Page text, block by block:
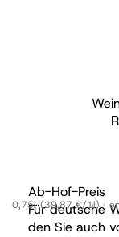
Ab-Hof-Preis
Für deutsche
den Sie auch
0,75l (39,87 €/1l)